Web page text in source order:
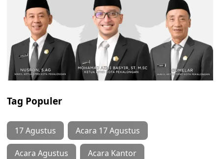
Tag Populer
17 Agustus Acara 17 Agustus
Acara Agustus Acara Kantor